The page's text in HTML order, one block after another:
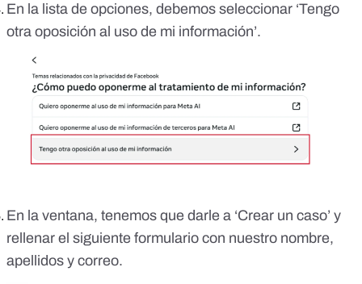
En la lista de opciones, debemos seleccionar ‘Tengo
otra oposición al uso de mi información’.
En la ventana, tenemos que darle a ‘Crear un caso’ y
rellenar el siguiente formulario con nuestro nombre,
apellidos y correo.